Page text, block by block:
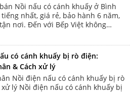
Nồi nấu có cánh khuấy ở Bình
nhất, giá rẻ, bảo hành 6 năm,
nơi. Đến với Bếp Việt không
được sản phẩm tốt mà còn nhận
tin tuyệt đối.
có cánh khuấy bị rò điện:
& Cách xử lý
Nồi điện nấu có cánh khuấy bị rò
xử lý Nồi điện nấu có cánh khuấy bị